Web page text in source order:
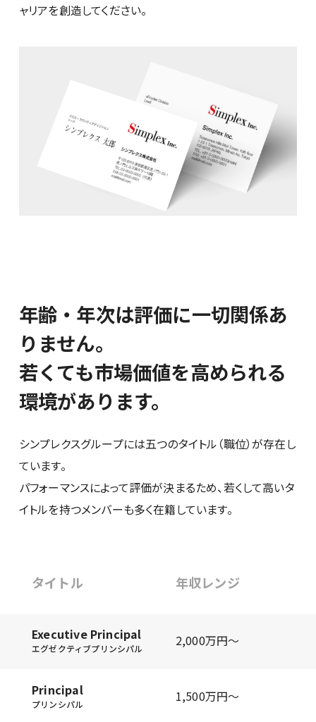
ャリアを創造してください。
年齢・年次は評価に一切関係あ
りません。
若くても市場価値を高められる
環境があります。
シンプレクスグループには五つのタイトル（職位）が存在し
ています。
パフォーマンスによって評価が決まるため、若くして高いタ
イトルを持つメンバーも多く在籍しています。
タイトル 年収レンジ
Executive Principal
エグゼクティブプリンシパル 2,000万円〜
Principal
プリンシパル 1,500万円〜